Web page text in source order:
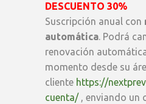
DESCUENTO 30%
Suscripción anual con
automática. Podrá
renovación
momento desde su
cliente https://
cuenta/, enviando un